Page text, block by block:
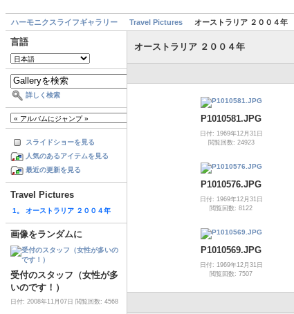
ハーモニクスライフギャラリー Travel Pictures オーストラリア ２００４年
言語
詳しく検索
スライドショーを見る
人気のあるアイテムを見る
最近の更新を見る
Travel Pictures
1。 オーストラリア ２００４年
画像をランダムに
受付のスタッフ（女性が多
いのです！）
日付: 2008年11月07日 閲覧回数: 4568
オーストラリア ２００４年
P1010581.JPG
日付: 1969年12月31日
閲覧回数: 24923
P1010576.JPG
日付: 1969年12月31日
閲覧回数: 8122
P1010569.JPG
日付: 1969年12月31日
閲覧回数: 7507